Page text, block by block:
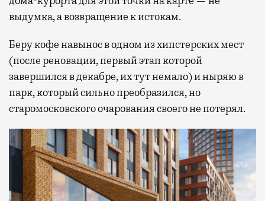
выдумка, а возвращение к истокам.
Беру кофе навынос в одном из хипстерских мест
(после реновации, первый этап которой
завершился в декабре, их тут немало) и ныряю в
парк, который сильно преобразился, но
старомосковского очарования своего не потерял.